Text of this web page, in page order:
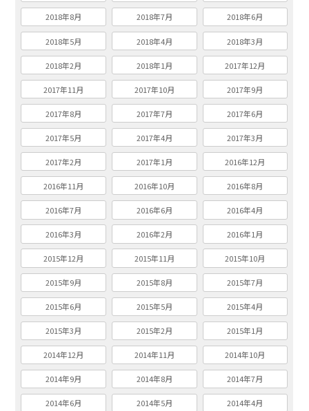
2018年8月 2018年7月 2018年6月
2018年5月 2018年4月 2018年3月
2018年2月 2018年1月 2017年12月
2017年11月 2017年10月 2017年9月
2017年8月 2017年7月 2017年6月
2017年5月 2017年4月 2017年3月
2017年2月 2017年1月 2016年12月
2016年11月 2016年10月 2016年8月
2016年7月 2016年6月 2016年4月
2016年3月 2016年2月 2016年1月
2015年12月 2015年11月 2015年10月
2015年9月 2015年8月 2015年7月
2015年6月 2015年5月 2015年4月
2015年3月 2015年2月 2015年1月
2014年12月 2014年11月 2014年10月
2014年9月 2014年8月 2014年7月
2014年6月 2014年5月 2014年4月